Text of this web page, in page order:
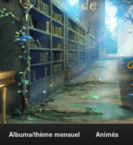
Albums/thème mensuel Animés